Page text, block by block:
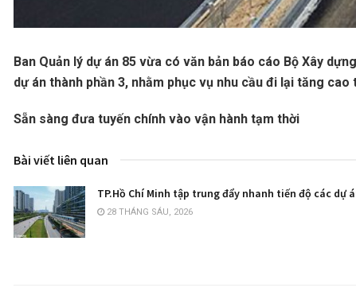
Ban Quản lý dự án 85 vừa có văn bản báo cáo Bộ Xây
dự án thành phần 3, nhằm phục vụ nhu cầu đi lại tăng
Sẵn sàng đưa tuyến chính vào vận hành tạm thời
Bài viết liên quan
TP.Hồ Chí Minh tập trung đẩy nhanh tiến độ các dự
28 THÁNG SÁU, 2026